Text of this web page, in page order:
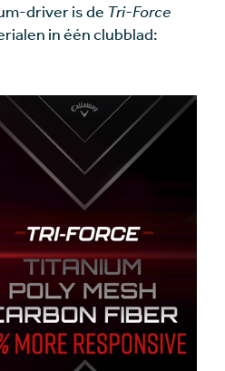
driver is de Tri-Force
in één clubblad: